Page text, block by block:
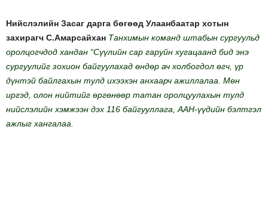
Нийслэлийн Засаг дарга бөгөөд Улаанбаатар хотын
захирагч С.Амарсайхан Танхимын команд штабын сургуульд
оролцогчдод хандан “Сүүлийн сар гаруйн хугацаанд бид энэ
сургуулийг зохион байгуулахад өндөр ач холбогдол өгч, үр
дүнтэй байлгахын тулд ихээхэн анхаарч ажиллалаа. Мөн
иргэд, олон нийтийг өргөнөөр татан оролцуулахын тулд
нийслэлийн хэмжээн дэх 116 байгууллага, ААН-үүдийн бэлтгэл
ажлыг хангалаа.